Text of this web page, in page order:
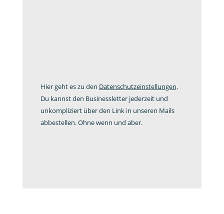
Hier geht es zu den Datenschutzeinstellungen.
Du kannst den Businessletter jederzeit und
unkompliziert über den Link in unseren Mails
abbestellen. Ohne wenn und aber.